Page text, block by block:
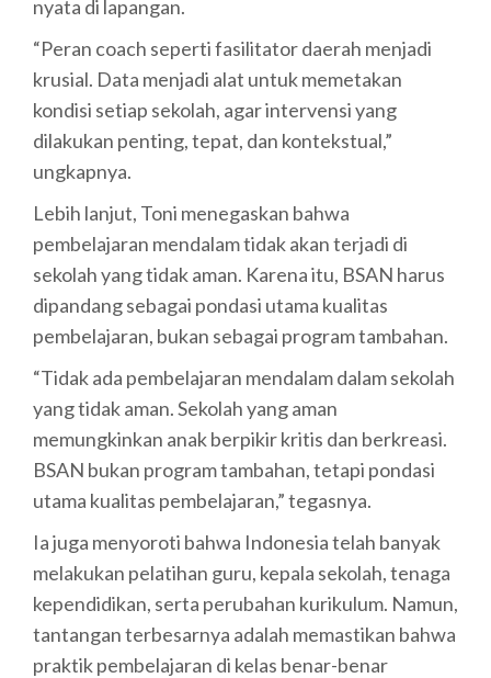
nyata di lapangan.
“Peran coach seperti fasilitator daerah menjadi
krusial. Data menjadi alat untuk memetakan
kondisi setiap sekolah, agar intervensi yang
dilakukan penting, tepat, dan kontekstual,”
ungkapnya.
Lebih lanjut, Toni menegaskan bahwa
pembelajaran mendalam tidak akan terjadi di
sekolah yang tidak aman. Karena itu, BSAN harus
dipandang sebagai pondasi utama kualitas
pembelajaran, bukan sebagai program tambahan.
“Tidak ada pembelajaran mendalam dalam sekolah
yang tidak aman. Sekolah yang aman
memungkinkan anak berpikir kritis dan berkreasi.
BSAN bukan program tambahan, tetapi pondasi
utama kualitas pembelajaran,” tegasnya.
Ia juga menyoroti bahwa Indonesia telah banyak
melakukan pelatihan guru, kepala sekolah, tenaga
kependidikan, serta perubahan kurikulum. Namun,
tantangan terbesarnya adalah memastikan bahwa
praktik pembelajaran di kelas benar-benar